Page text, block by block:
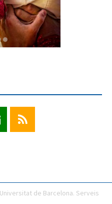
de Barcelona. Serveis